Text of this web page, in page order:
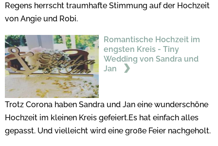
Regens herrscht traumhafte Stimmung auf der Hochzeit
von Angie und Robi.
Romantische Hochzeit im
engsten Kreis - Tiny
Wedding von Sandra und
Jan
Trotz Corona haben Sandra und Jan eine wunderschöne
Hochzeit im kleinen Kreis gefeiert.Es hat einfach alles
gepasst. Und vielleicht wird eine große Feier nachgeholt.